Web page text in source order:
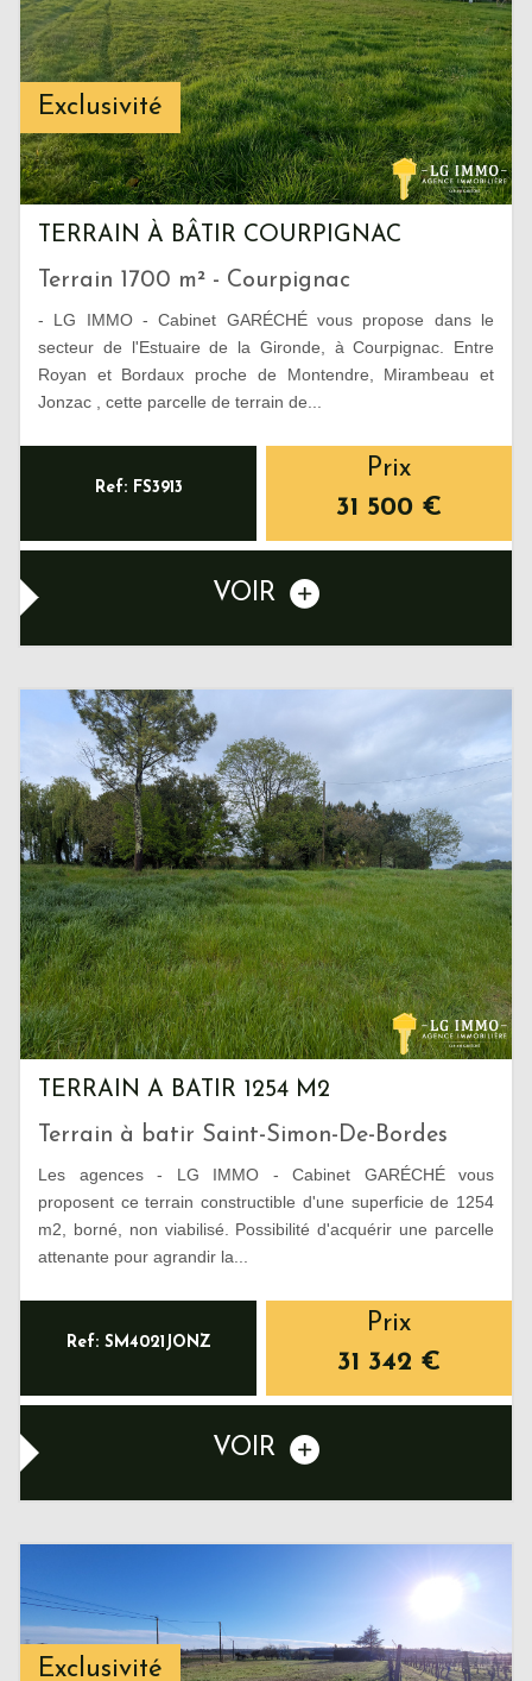
Exclusivité
TERRAIN À BÂTIR COURPIGNAC
Terrain 1700 m² - Courpignac
- LG IMMO - Cabinet GARÉCHÉ vous propose dans le
secteur de l'Estuaire de la Gironde, à Courpignac. Entre
Royan et Bordaux proche de Montendre, Mirambeau et
Jonzac , cette parcelle de terrain de...
Ref: FS3913
Prix
31 500 €
VOIR
TERRAIN A BATIR 1254 M2
Terrain à batir Saint-Simon-De-Bordes
Les agences - LG IMMO - Cabinet GARÉCHÉ vous
proposent ce terrain constructible d'une superficie de 1254
m2, borné, non viabilisé. Possibilité d'acquérir une parcelle
attenante pour agrandir la...
Ref: SM4021JONZ
Prix
31 342 €
VOIR
Exclusivité